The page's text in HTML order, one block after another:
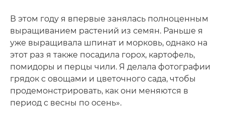
В этом году я впервые занялась полноценным
выращиванием растений из семян. Раньше я
уже выращивала шпинат и морковь, однако на
этот раз я также посадила горох, картофель,
помидоры и перцы чили. Я делала фотографии
грядок с овощами и цветочного сада, чтобы
продемонстрировать, как они меняются в
период с весны по осень».